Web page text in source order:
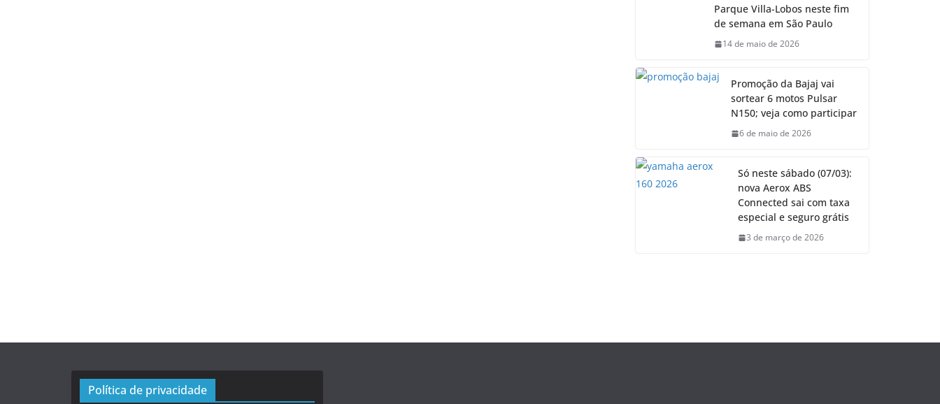
Parque Villa-Lobos neste fim
de semana em São Paulo
14 de maio de 2026
Promoção da Bajaj vai
sortear 6 motos Pulsar
N150; veja como participar
6 de maio de 2026
Só neste sábado (07/03):
nova Aerox ABS
Connected sai com taxa
especial e seguro grátis
3 de março de 2026
Política de privacidade